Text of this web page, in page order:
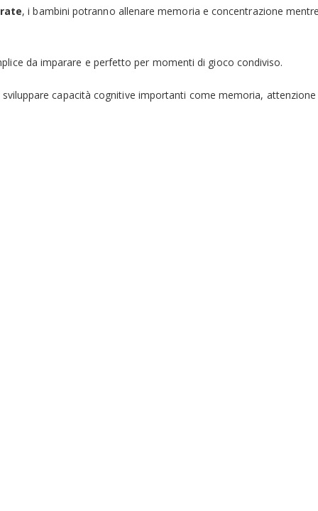
, i bambini potranno allenare memoria e concentrazione
da imparare e perfetto per momenti di gioco condiviso.
capacità cognitive importanti come memoria, attenzione